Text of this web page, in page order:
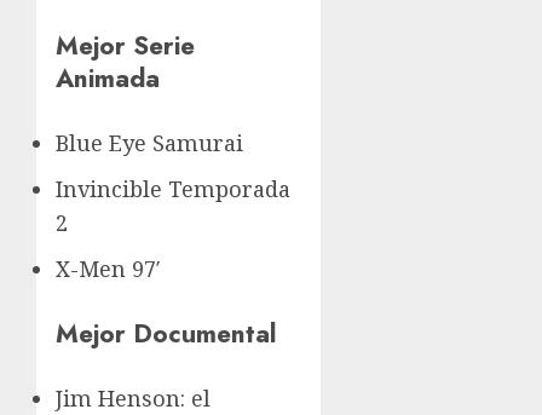
Mejor Serie
Animada
Blue Eye Samurai
Invincible Temporada
2
X-Men 97′
Mejor Documental
Jim Henson: el